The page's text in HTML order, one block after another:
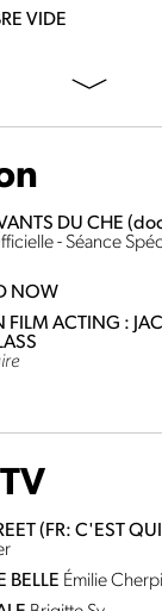
VIDE
DU CHE
- Séance
NOW
FILM ACTING :
(FR: C'EST
BELLE Émilie